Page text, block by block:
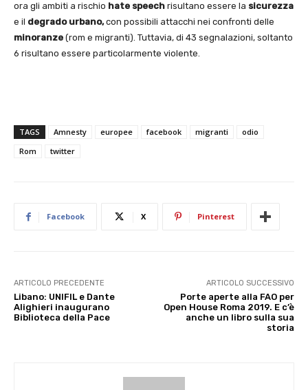
ora gli ambiti a rischio hate speech risultano essere la sicurezza
e il degrado urbano,con possibili attacchi nei confronti delle
minoranze (rom e migranti). Tuttavia, di 43 segnalazioni, soltanto
6 risultano essere particolarmente violente.
TAGS Amnesty europee facebook migranti
odio
Rom
twitter
Facebook X Pinterest
ARTICOLO PRECEDENTE
Libano: UNIFIL e Dante
Alighieri inaugurano
Biblioteca della Pace
ARTICOLO SUCCESSIVO
Porte aperte alla FAO per
Open House Roma 2019. E c’è
anche un libro sulla sua
storia